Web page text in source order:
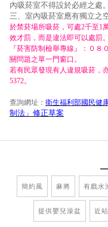
內吸菸室不得設於必經之處。
三、室內吸菸室應有獨立之
於禁菸場所吸菸，可處2千至1
效才罰，而是違法即可以處罰。
『菸害防制檢舉專線』：０
關問題之單一門窗口。
若有民眾發現有人違規吸菸，
5372。
查詢網址： 衛生福利部國民健
制法」修正草案
簡約風 麻將 有戲水
提供嬰兒澡盆 近